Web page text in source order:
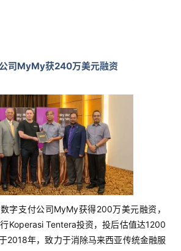
司MyMy获240万美元融资
字支付公司MyMy获得200万美元融资，
Koperasi Tentera投资，投后估值达1200
2018年，致力于消除马来西亚传统金融服